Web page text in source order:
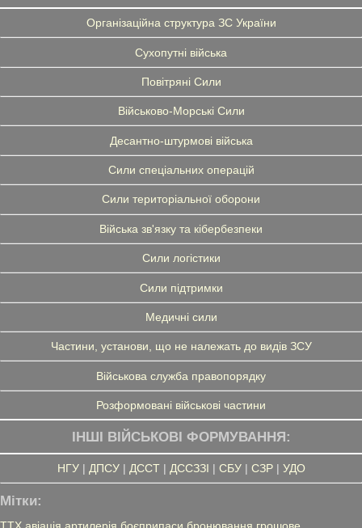
Організаційна структура ЗС України
Сухопутні війська
Повітряні Сили
Військово-Морські Сили
Десантно-штурмові війська
Сили спеціальних операцій
Сили територіальної оборони
Війська зв'язку та кібербезпеки
Сили логістики
Сили підтримки
Медичні сили
Частини, установи, що не належать до видів ЗСУ
Військова служба правопорядку
Розформовані військові частини
ІНШІ ВІЙСЬКОВІ ФОРМУВАННЯ:
НГУ| ДПСУ| ДССТ| ДССЗЗІ | СБУ| СЗР| УДО
Мітки:
ТТХ авіація артилерія боєприпаси бронювання грошове